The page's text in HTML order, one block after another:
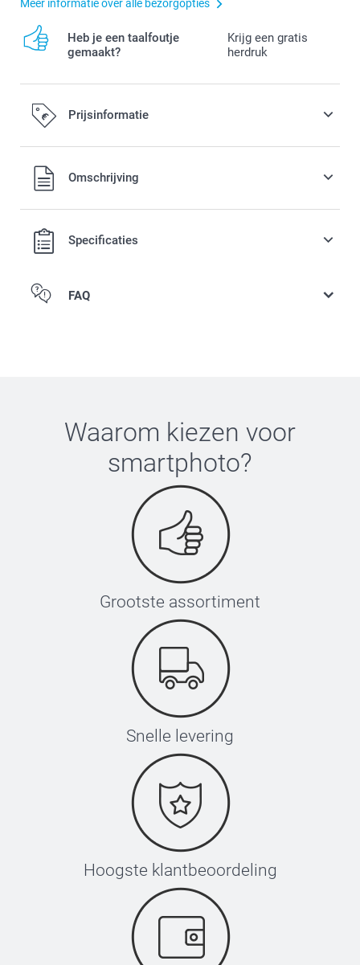
Meer informatie over alle bezorgopties
Heb je een taalfoutje
gemaakt?
Krijg een gratis
herdruk
Prijsinformatie
Alle prijzen zijn in EURO (€) inclusief BTW en exclusief
verzendkosten.Omschrijving
Specificaties
FAQ
Waarom kiezen voor
smartphoto?
Grootste assortiment
Snelle levering
Hoogste klantbeoordeling